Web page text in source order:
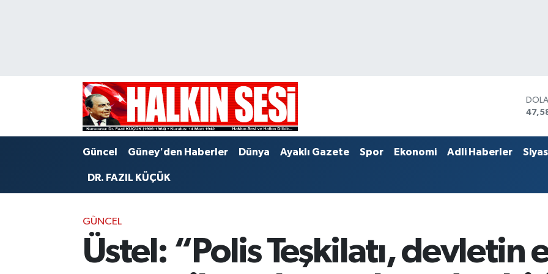
Güncel Güney'den Haberler Dünya Ayaklı Gazete Spor Ekonomi Adli Haberler
DR. FAZIL KÜÇÜK
GÜNCEL
Üstel: “Polis Teşkilatı, devletin
Trafik Durumu
Puan Durumu ve Fikstür
Haber Arşivi